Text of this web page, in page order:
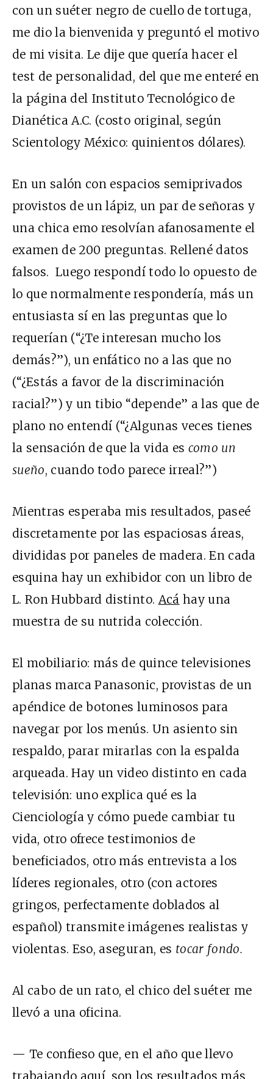
con un suéter negro de cuello de tortuga,
me dio la bienvenida y preguntó el motivo
de mi visita. Le dije que quería hacer el
test de personalidad, del que me enteré en
la página del Instituto Tecnológico de
Dianética A.C. (costo original, según
Scientology México: quinientos dólares).
En un salón con espacios semiprivados
provistos de un lápiz, un par de señoras y
una chica emo resolvían afanosamente el
examen de 200 preguntas. Rellené datos
falsos. Luego respondí todo lo opuesto de
lo que normalmente respondería, más un
entusiasta sí en las preguntas que lo
requerían (“¿Te interesan mucho los
demás?”), un enfático no a las que no
(“¿Estás a favor de la discriminación
racial?”) y un tibio “depende” a las que de
plano no entendí (“¿Algunas veces tienes
la sensación de que la vida es como un
sueño, cuando todo parece irreal?”)
Mientras esperaba mis resultados, paseé
discretamente por las espaciosas áreas,
divididas por paneles de madera. En cada
esquina hay un exhibidor con un libro de
L. Ron Hubbard distinto. Acá hay una
muestra de su nutrida colección.
El mobiliario: más de quince televisiones
planas marca Panasonic, provistas de un
apéndice de botones luminosos para
navegar por los menús. Un asiento sin
respaldo, parar mirarlas con la espalda
arqueada. Hay un video distinto en cada
televisión: uno explica qué es la
Cienciología y cómo puede cambiar tu
vida, otro ofrece testimonios de
beneficiados, otro más entrevista a los
líderes regionales, otro (con actores
gringos, perfectamente doblados al
español) transmite imágenes realistas y
violentas. Eso, aseguran, es tocar fondo.
Al cabo de un rato, el chico del suéter me
llevó a una oficina.
— Te confieso que, en el año que llevo
trabajando aquí, son los resultados más